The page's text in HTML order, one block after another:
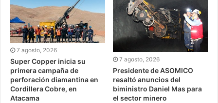
7 agosto, 2026
Super Copper inicia su
primera campaña de
perforación diamantina en
Cordillera Cobre, en
Atacama
7 agosto, 2026
Presidente de ASOMICO
resaltó anuncios del
biministro Daniel Mas para
el sector minero